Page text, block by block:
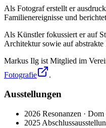
Als Fotograf erstellt er
Familienereignisse und
Als Künstler fokussiert er auf
Architektur sowie auf
Markus Ilg ist Mitglied im
Fotografie
.
Ausstellungen
2026 Resonanzen ·
2025